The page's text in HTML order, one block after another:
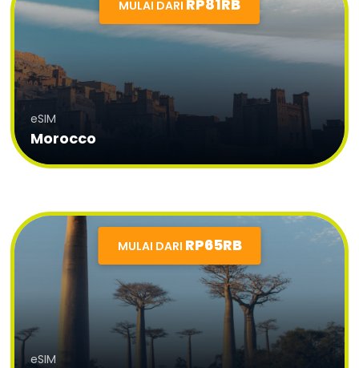
MULAI DARI RP81RB
eSIM
Morocco
MULAI DARI RP65RB
eSIM